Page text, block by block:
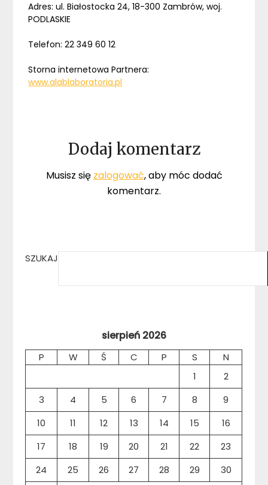
Adres: ul. Białostocka 24, 18-300 Zambrów, woj.
PODLASKIE
Telefon: 22 349 60 12
Storna internetowa Partnera:
www.alablaboratoria.pl
Dodaj komentarz
Musisz się zalogować, aby móc dodać
komentarz.
SZUKAJ
sierpień 2026
P W Ś C P S
N
1
2
3
4 5 6 7 8
9
10
11 12 13 14 15
16
17
18 19 20 21 22
23
24
25 26 27 28 29
30